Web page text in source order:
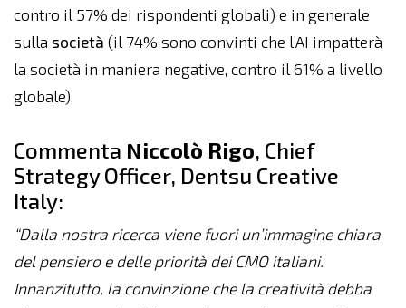
contro il 57% dei rispondenti globali) e in generale
sulla società (il 74% sono convinti che l’AI impatterà
la società in maniera negative, contro il 61% a livello
globale).
Commenta Niccolò Rigo, Chief
Strategy Officer, Dentsu Creative
Italy:
“Dalla nostra ricerca viene fuori un’immagine chiara
del pensiero e delle priorità dei CMO italiani.
Innanzitutto, la convinzione che la creatività debba